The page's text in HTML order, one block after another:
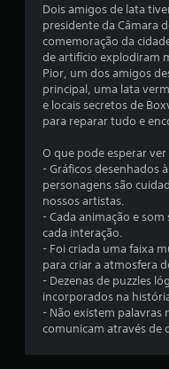
Dois amigos de lata
presidente da Câmara
comemoração da
de artifício explodiram
Pior, um dos amigos
principal, uma lata
e locais secretos de
para reparar tudo e
O que pode esperar
- Gráficos desenhados
personagens são
nossos artistas.
- Cada animação e
cada interação.
- Foi criada uma faixa
para criar a atmosfera
- Dezenas de puzzles
incorporados na
- Não existem
comunicam através de